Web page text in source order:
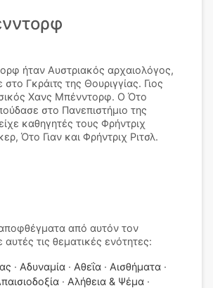
ήταν Αυστριακός αρχαιολόγος,
Γκράιτς της Θουριγγίας. Γιος
Χανς Μπένντορφ. Ο Ότο
στο Πανεπιστήμιο της
καθηγητές τους Φρήντριχ
Ότο Γιαν και Φρήντριχ Ριτσλ.
από αυτόν τον
τις θεματικές ενότητες:
Αδυναμία Αθεΐα
Αισθήματα
Αλήθεια & Ψέμα